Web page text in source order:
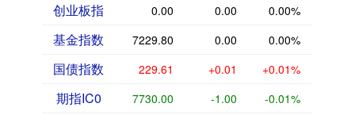
创业板指 0.00 0.00 0.00%
基金指数 7229.80 0.00 0.00%
国债指数 229.61 +0.01 +0.01%
期指IC0 7730.00 -1.00 -0.01%